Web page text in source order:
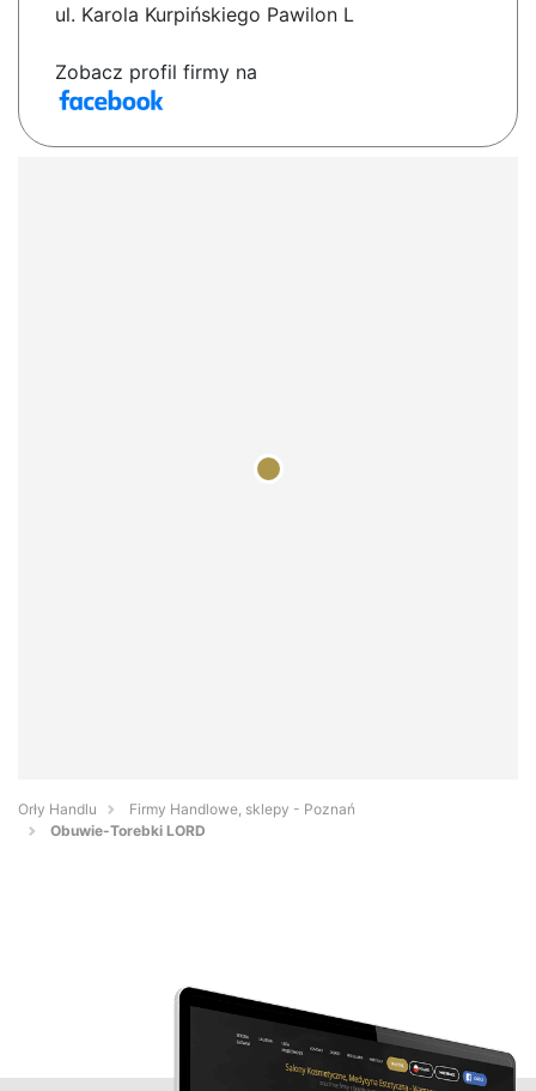
ul. Karola Kurpińskiego Pawilon L
Zobacz profil firmy na
Orły Handlu
Firmy Handlowe, sklepy - Poznań
Obuwie-Torebki LORD